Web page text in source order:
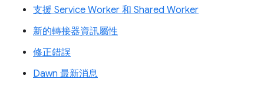
支援 Service Worker 和 Shared Worker
新的轉接器資訊屬性
修正錯誤
Dawn 最新消息